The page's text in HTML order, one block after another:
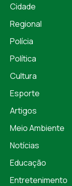
Cidade
Regional
Polícia
Política
Cultura
Esporte
Artigos
Meio Ambiente
Notícias
Educação
Entretenimento